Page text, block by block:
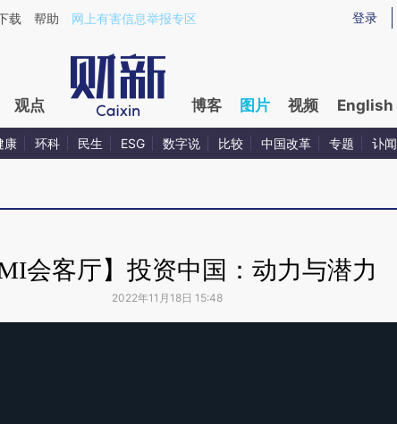
登录
载 帮助 网上有害信息举报专区
观点 博客 图片 视频 English
康 环科 民生 ESG 数字说 比较 中国改革 专题 讣闻
会客厅】投资中国：动力与潜力
2022年11月18日 15:48